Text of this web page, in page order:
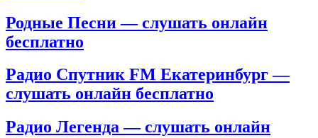
Родные Песни — слушать онлайн
бесплатно
Радио Спутник FM Екатеринбург —
слушать онлайн бесплатно
Радио Легенда — слушать онлайн